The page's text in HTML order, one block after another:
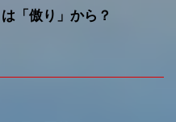
は「傲り」から？